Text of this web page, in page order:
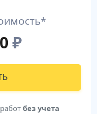
₽
без учета